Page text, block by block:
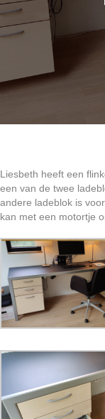
Liesbeth heeft een
een van de twee
andere ladeblok is
kan met een motortje